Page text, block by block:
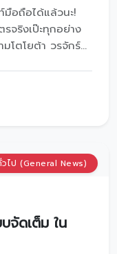
มือถือได้แล้วนะ!
จริงเป๊ะทุกอย่าง
มโตโยต้า วรจักร์
Play2️⃣
รประชาชนแล...
ไป (General News)
จัดเต็ม ใน